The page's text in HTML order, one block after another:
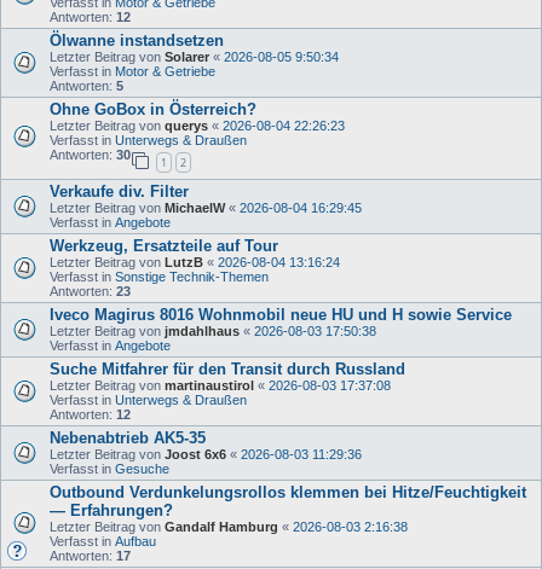
Antworten: 12
Ölwanne instandsetzen
Letzter Beitrag von Solarer « 2026-08-05 9:50:34
Verfasst in Motor & Getriebe
Antworten: 5
Ohne GoBox in Österreich?
Letzter Beitrag von querys « 2026-08-04 22:26:23
Verfasst in Unterwegs & Draußen
Antworten: 30
1 2
Verkaufe div. Filter
Letzter Beitrag von MichaelW« 2026-08-04 16:29:45
Verfasst in Angebote
Werkzeug, Ersatzteile auf Tour
Letzter Beitrag von LutzB « 2026-08-04 13:16:24
Verfasst in Sonstige Technik-Themen
Antworten: 23
Iveco Magirus 8016 Wohnmobil neue HU und H sowie Service
Letzter Beitrag von jmdahlhaus « 2026-08-03 17:50:38
Verfasst in Angebote
Suche Mitfahrer für den Transit durch Russland
Letzter Beitrag von martinaustirol « 2026-08-03 17:37:08
Verfasst in Unterwegs & Draußen
Antworten: 12
Nebenabtrieb AK5-35
Letzter Beitrag von Joost 6x6 « 2026-08-03 11:29:36
Verfasst in Gesuche
Outbound Verdunkelungsrollos klemmen bei Hitze/Feuchtigkeit
— Erfahrungen?
Letzter Beitrag von Gandalf Hamburg « 2026-08-03 2:16:38
Verfasst in Aufbau
Antworten: 17